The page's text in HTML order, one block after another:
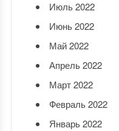
Июль 2022
Июнь 2022
Май 2022
Апрель 2022
Март 2022
Февраль 2022
Январь 2022